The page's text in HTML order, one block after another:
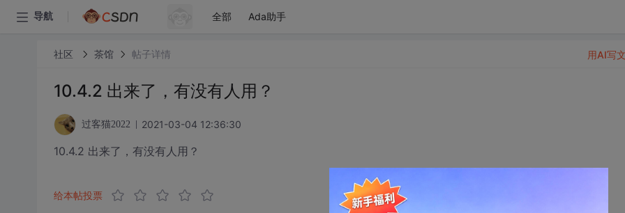
导航 全部 Ada助手
社区 茶馆 帖子详情
10.4.2 出来了，有没有人用？
过客猫2022 2021-03-04 12:36:30
10.4.2 出来了，有没有人用？
给本帖投票
用AI写